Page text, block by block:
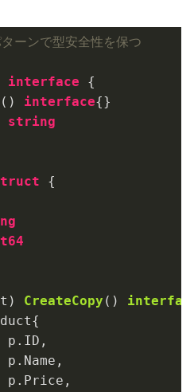
ーンで型安全性を保つ
interface {
interface{}
string
{
CreateCopy ()
p.ID,
p.Name,
p.Price,